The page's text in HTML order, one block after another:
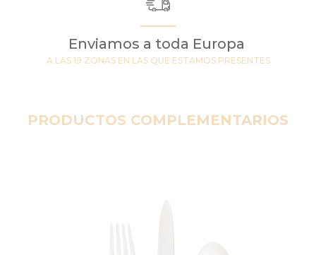
Enviamos a toda Europa
A LAS 19 ZONAS EN LAS QUE ESTAMOS PRESENTES
PRODUCTOS COMPLEMENTARIOS